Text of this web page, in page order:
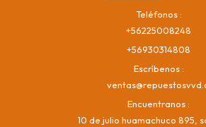
Teléfonos
+56225008248
+56930314808
Escríbenos
Encuentranos
10 de julio huamachuco 895,